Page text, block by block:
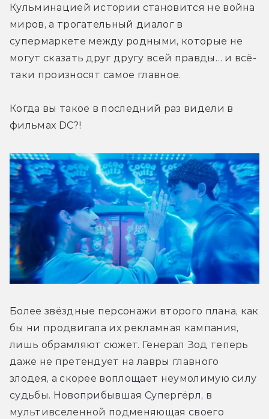
Кульминацией истории становится не война
миров, а трогательный диалог в
супермаркете между родными, которые не
могут сказать друг другу всей правды… и всё-
таки произносят самое главное.
Когда вы такое в последний раз видели в
фильмах DC?!
Более звёздные персонажи второго плана, как
бы ни продвигала их рекламная кампания,
лишь обрамляют сюжет. Генерал Зод теперь
даже не претендует на лавры главного
злодея, а скорее воплощает неумолимую силу
судьбы. Новоприбывшая Супергёрл, в
мультивселенной подменяющая своего